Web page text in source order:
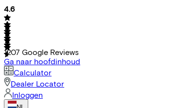
4.6
1207 Google Reviews
Ga naar hoofdinhoud
Calculator
Dealer Locator
Inloggen